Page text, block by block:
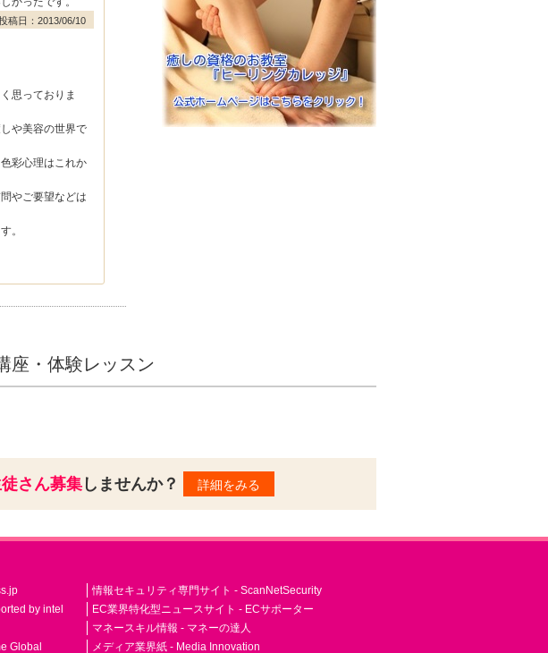
稿日：2013/06/10
思っておりま
や美容の世界で
彩心理はこれか
やご要望などは
。
座・体験レッスン
さん募集しませんか？ 詳細をみる
by intel
Global
情報セキュリティ専門サイト - ScanNetSecurity
EC業界特化型ニュースサイト - ECサポーター
マネースキル情報 - マネーの達人
メディア業界紙 - Media Innovation